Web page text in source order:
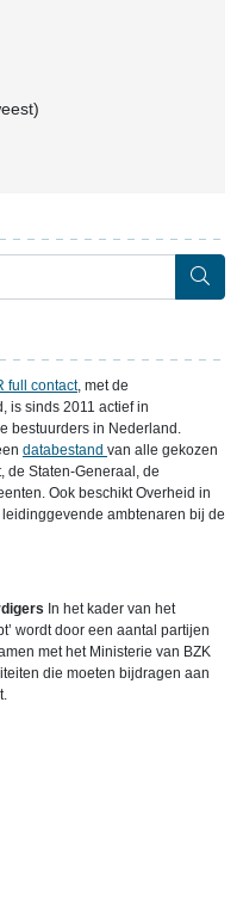
full contact, met de
is sinds 2011 actief in
bestuurders in Nederland.
databestand van alle gekozen
de Staten-Generaal, de
Ook beschikt Overheid in
ambtenaren bij de
In het kader van het
wordt door een aantal partijen
met het Ministerie van BZK
die moeten bijdragen aan